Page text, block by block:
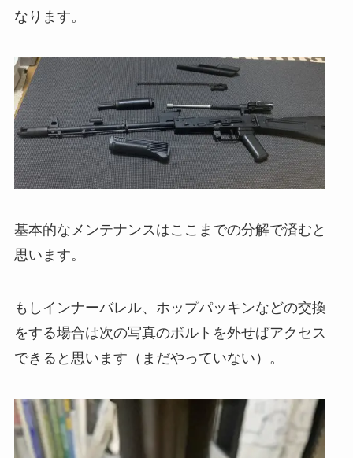
なります。
基本的なメンテナンスはここまでの分解で済むと
思います。
もしインナーバレル、ホップパッキンなどの交換
をする場合は次の写真のボルトを外せばアクセス
できると思います（まだやっていない）。